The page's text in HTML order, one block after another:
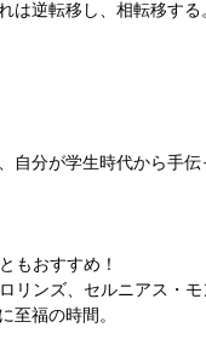
逆転移し、相転移する
自分が学生時代から手
もおすすめ！
リンズ、セルニアス・
至福の時間。